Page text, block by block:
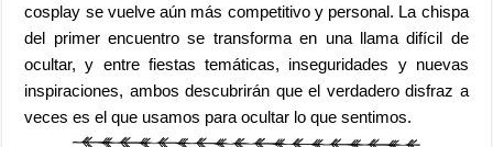
cosplay se vuelve aún más competitivo y personal. La chispa
del primer encuentro se transforma en una llama difícil de
ocultar, y entre fiestas temáticas, inseguridades y nuevas
inspiraciones, ambos descubrirán que el verdadero disfraz a
veces es el que usamos para ocultar lo que sentimos.